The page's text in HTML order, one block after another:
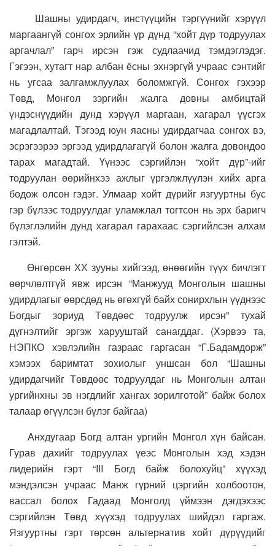
Шашны удирдагч, инстүүцийн тэргүүнийг хэрүүл
маргаангүй сонгох эрлийн үр дүнд “хойт дүр тодруулах
аргачлал” гарч ирсэн гэж судлаачид тэмдэглэдэг.
Гэгээн, хутагт нар албан ёсны эхнэргүй учраас сэнтийг
нь угсаа залгамжлуулах боломжгүй. Сонгох гэхээр
Төвд, Монгол зэргийн жалга довны амбицтай
үндэснүүдийн дунд хэрүүл маргаан, хагарал үүсгэх
магадлалтай. Тэгээд юун яасны удирдагчаа сонгох вэ,
эсрэгээрээ эргээд удирдлагагүй болон жалга довондоо
тарах магадтай. Үүнээс сэргийлэн “хойт дүр”-ийг
тодруулан өөрийнхээ ажлыг үргэлжлүүлэн хийх арга
бодож олсон гэдэг. Улмаар хойт дүрийг язгууртны бус
гэр бүлээс тодруулдаг уламжлал тогтсон нь эрх баригч
бүлэглэлийн дунд хагарал гарахаас сэргийлсэн алхам
гэлтэй.
Өнгөрсөн ХХ зууны хийгээд, өнөөгийн түүх бичлэгт
өөрчлөлтгүй явж ирсэн “Манжууд Монголын шашны
удирдлагыг өөрсдөд нь өгөхгүй байх сонирхлын үүднээс
Богдыг зориуд Төвдөөс тодруулж ирсэн” тухай
дүгнэлтийг эргэж харууштай санагддаг. (Хэрвээ та,
НЭПКО хэвлэлийн газраас гаргасан “Г.Бадамдорж”
хэмээх баримтат зохиолыг уншсан бол “Шашны
удирдагчийг Төвдөөс тодруулдаг нь Монголын алтан
ургийнхны эв нэгдлийг хангах зорилготой” байж болох
талаар өгүүлсэн бүлэг байгаа)
Анхдугаар Богд алтан ургийн Монгол хүн байсан.
Гурав дахийг тодруулах үеэс Монголын хэд хэдэн
лидерийн гэрт “III Богд байж болохуйц” хүүхэд
мэндэлсэн учраас Манж гүрний цэргийн холбоотон,
вассал болох Гадаад Монголд үймээн дэгдэхээс
сэргийлэн Төвд хүүхэд тодруулах шийдэл гаргаж.
Язгууртны гэрт төрсөн альтернатив хойт дүрүүдийг